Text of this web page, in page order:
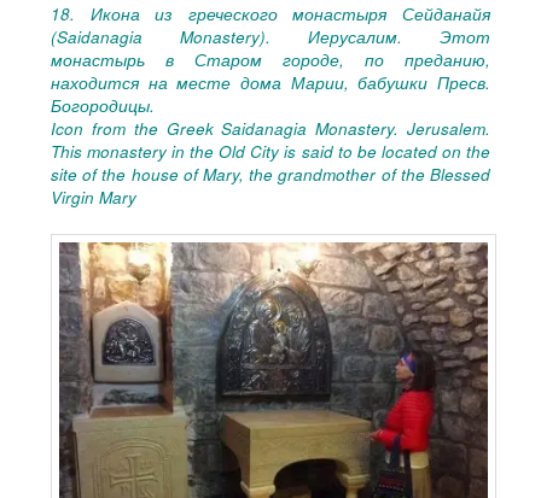
18. Икона из греческого монастыря Сейданайя
(Saidanagia Monastery). Иерусалим. Этот
монастырь в Старом городе, по преданию,
находится на месте дома Марии, бабушки Пресв.
Богородицы.
Icon from the Greek Saidanagia Monastery. Jerusalem.
This monastery in the Old City is said to be located on the
site of the house of Mary, the grandmother of the Blessed
Virgin Mary